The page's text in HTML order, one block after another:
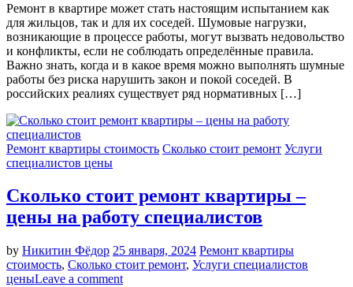
Ремонт в квартире может стать настоящим испытанием как
для жильцов, так и для их соседей. Шумовые нагрузки,
возникающие в процессе работы, могут вызвать недовольство
и конфликты, если не соблюдать определённые правила.
Важно знать, когда и в какое время можно выполнять шумные
работы без риска нарушить закон и покой соседей. В
российских реалиях существует ряд нормативных […]
Ремонт квартиры стоимость Сколько стоит ремонт Услуги
специалистов цены
Сколько стоит ремонт квартиры –
цены на работу специалистов
by Никитин Фёдор 25 января, 2024 Ремонт квартиры
стоимость, Сколько стоит ремонт, Услуги специалистов
ценыLeave a comment